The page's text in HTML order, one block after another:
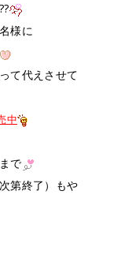
様に
て代えさせて
中
で
第終了）もや